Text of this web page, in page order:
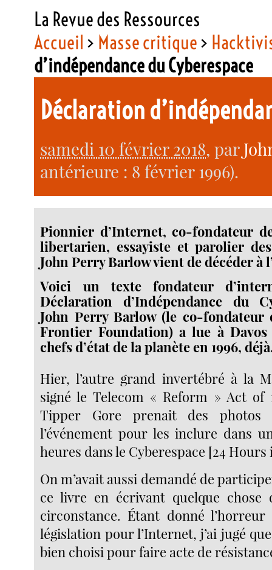
La Revue des Ressources
Accueil > Masse critique>
d’indépendance du Cyberespace
Déclaration
samedi 10 février 2018, par
antérieure : 8 février 1996).
Pionnier d’Internet, co-fondateur
libertarien, essayiste et parolier
John Perry Barlow vient de décéder à
Voici un texte fondateur
Déclaration d’Indépendance du
John Perry Barlow (le co-fondateur
Frontier Foundation) a lue à
chefs d’état de la planète en 1996,
Hier, l’autre grand invertébré à la
signé le Telecom « Reform » Act of
Tipper Gore prenait des photos
l’événement pour les inclure dans
heures dans le Cyberespace [24
On m’avait aussi demandé de
ce livre en écrivant quelque chose
circonstance. Étant donné
législation pour l’Internet, j’ai jugé
bien choisi pour faire acte de